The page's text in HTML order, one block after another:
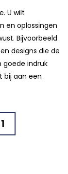
U wilt
en oplossingen
Bijvoorbeeld
designs die de
goede indruk
bij aan een